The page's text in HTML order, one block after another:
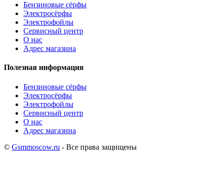
Бензиновые сёрфы
Электросёрфы
Электрофойлы
Сервисный центр
О нас
Адрес магазина
Полезная информация
Бензиновые сёрфы
Электросёрфы
Электрофойлы
Сервисный центр
О нас
Адрес магазина
© Gsmmoscow.ru - Все права защищены